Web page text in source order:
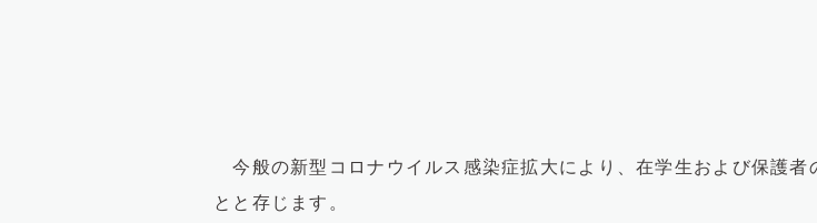
今般の新型コロナウイルス感染症拡大により、在学生および保護者
とと存じます。